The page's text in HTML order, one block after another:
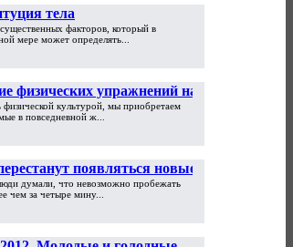
тела
факторов, который в
мере может определять...
физических упражнений на
физической культурой, мы при­обретаем
в повседневной ж...
появляться новые
рекорды?
думали, что невозможно пробежать
чем за четыре мину...